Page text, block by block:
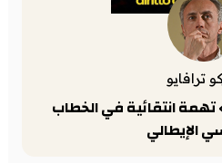
ترافايو
تهمة انتقائية في الخطاب
الإيطالي